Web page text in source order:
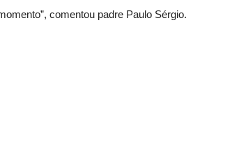
comentou padre Paulo Sérgio.